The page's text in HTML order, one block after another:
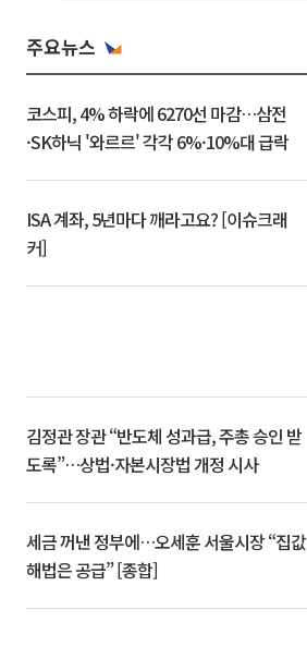
주요뉴스
코스피, 4% 하락에 6270선 마감…삼전
·SK하닉 '와르르' 각각 6%·10%대 급락
ISA 계좌, 5년마다 깨라고요? [이슈크래
커]
김정관 장관 “반도체 성과급, 주총 승인 받
도록”…상법·자본시장법 개정 시사
세금 꺼낸 정부에…오세훈 서울시장 “집값
해법은 공급” [종합]